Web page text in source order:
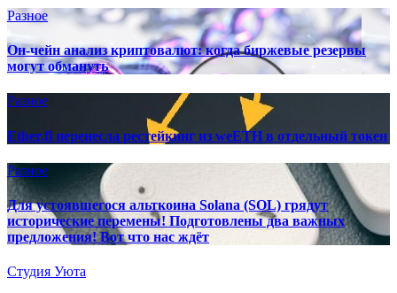
Разное
Он-чейн анализ криптовалют: когда биржевые резервы
могут обмануть
Разное
Ether.fi перенесла рестейкинг из weETH в отдельный токен
Разное
Для устоявшегося альткоина Solana (SOL) грядут
исторические перемены! Подготовлены два важных
предложения! Вот что нас ждёт
Студия Уюта